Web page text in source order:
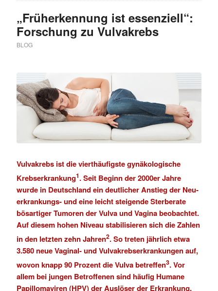
„Früherkennung ist essenziell“:
Forschung zu Vulvakrebs
BLOG
Vulvakrebs ist die vierthäufigste gynäkologische
Krebserkrankung1. Seit Beginn der 2000er Jahre
wurde in Deutschland ein deutlicher Anstieg der Neu­
erkrankungs- und eine leicht steigende Sterberate
bösartiger Tumoren der Vulva und Vagina beobachtet.
Auf diesem hohen Niveau stabilisieren sich die Zahlen
in den letzten zehn Jahren2. So treten jährlich etwa
3.580 neue Vaginal- und Vulvakrebserkrankungen auf,
wovon knapp 90 Prozent die Vulva betreffen3. Vor
allem bei jungen Betroffenen sind häufig Humane
Papillomaviren (HPV) der Auslöser der Erkrankung.